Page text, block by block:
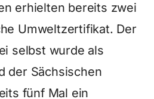
erhielten bereits zwei
Umweltzertifikat. Der
selbst wurde als
der Sächsischen
fünf Mal ein